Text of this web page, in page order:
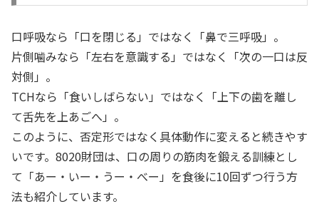
口呼吸なら「口を閉じる」ではなく「鼻で三呼吸」。
片側噛みなら「左右を意識する」ではなく「次の一口は反
対側」。
TCHなら「食いしばらない」ではなく「上下の歯を離し
て舌先を上あごへ」。
このように、否定形ではなく具体動作に変えると続きやす
いです。8020財団は、口の周りの筋肉を鍛える訓練とし
て「あー・いー・うー・べー」を食後に10回ずつ行う方
法も紹介しています。